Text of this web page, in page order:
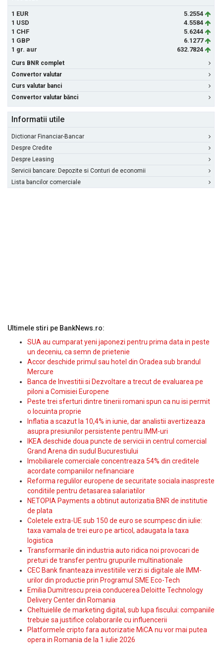
1 EUR
5.2554
1 USD
4.5584
1 CHF
5.6244
1 GBP
6.1277
1 gr. aur
632.7824
Curs BNR complet
Convertor valutar
Curs valutar banci
Convertor valutar bănci
Informatii utile
Dictionar Financiar-Bancar
Despre Credite
Despre Leasing
Servicii bancare: Depozite si Conturi de economii
Lista bancilor comerciale
Ultimele stiri pe BankNews.ro:
SUA au cumparat yeni japonezi pentru prima data in peste
un deceniu, ca semn de prietenie
Accor deschide primul sau hotel din Oradea sub brandul
Mercure
Banca de Investitii si Dezvoltare a trecut de evaluarea pe
piloni a Comisiei Europene
Peste trei sferturi dintre tinerii romani spun ca nu isi permit
o locuinta proprie
Inflatia a scazut la 10,4% in iunie, dar analistii avertizeaza
asupra presiunilor persistente pentru IMM-uri
IKEA deschide doua puncte de servicii in centrul comercial
Grand Arena din sudul Bucurestiului
Imobiliarele comerciale concentreaza 54% din creditele
acordate companiilor nefinanciare
Reforma regulilor europene de securitate sociala inaspreste
conditiile pentru detasarea salariatilor
NETOPIA Payments a obtinut autorizatia BNR de institutie
de plata
Coletele extra-UE sub 150 de euro se scumpesc din iulie:
taxa vamala de trei euro pe articol, adaugata la taxa
logistica
Transformarile din industria auto ridica noi provocari de
preturi de transfer pentru grupurile multinationale
CEC Bank finanteaza investitiile verzi si digitale ale IMM-
urilor din productie prin Programul SME Eco-Tech
Emilia Dumitrescu preia conducerea Deloitte Technology
Delivery Center din Romania
Cheltuielile de marketing digital, sub lupa fiscului: companiile
trebuie sa justifice colaborarile cu influencerii
Platformele cripto fara autorizatie MiCA nu vor mai putea
opera in Romania de la 1 iulie 2026